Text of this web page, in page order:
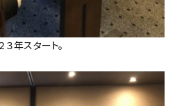
年スタート。